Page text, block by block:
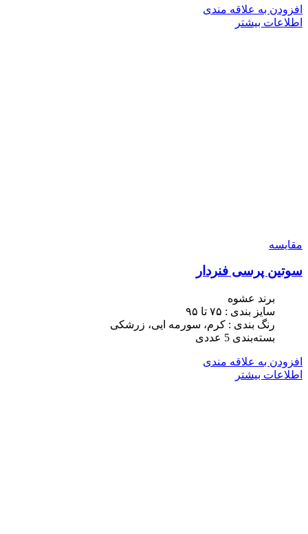
افزودن به علاقه مندی
اطلاعات بیشتر
مقایسه
سوتین پرسی فنردار
برند عشوه
سایز بندی : ٧۵ تا ٩۵
رنگ بندی : کرم، سورمه ایی، زرشکی
بسته‌بندی 5 عددی
افزودن به علاقه مندی
اطلاعات بیشتر